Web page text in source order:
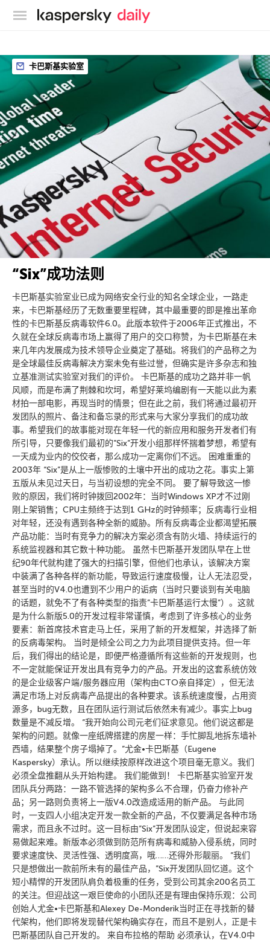
卡巴斯基官方博客
卡巴斯基实验室
“Six”成功法则
卡巴斯基实验室业已成为网络安全行业的知名全球企业，一路走
来，卡巴斯基经历了无数重要里程碑，其中最重要的即是推出革命
性的卡巴斯基反病毒软件6.0。此版本软件于2006年正式推出，不
久就在全球反病毒市场上赢得了用户的交口称赞，为卡巴斯基在未
来几年内发展成为技术领导企业奠定了基础。将我们的产品称之为
是全球最佳反病毒解决方案未免有些过誉，但确实是许多杂志和独
立基准测试实验室对我们的评价。 卡巴斯基的成功之路并非一帆
风顺，而是布满了荆棘和坎坷，希望好莱坞编剧有一天能以此为素
材拍一部电影，再现当时的情景；但在此之前，我们将通过最初开
发团队的照片、备注和备忘录的形式来与大家分享我们的成功故
事。希望我们的故事能对现在年轻一代的新应用和服务开发者们有
所引导，只要像我们最初的”Six”开发小组那样怀揣着梦想，希望有
一天成为业内的佼佼者，那么成功一定离你们不远。 困难重重的
2003年 “Six”是从上一版惨败的土壤中开出的成功之花。事实上第
五版从未见过天日，与当初设想的完全不同。 要了解导致这一惨
败的原因，我们将时钟拨回2002年：当时Windows XP才不过刚
刚上架销售；CPU主频终于达到1 GHz的时钟频率；反病毒行业相
对年轻，还没有遇到各种全新的威胁。所有反病毒企业都渴望拓展
产品功能：当时有竞争力的解决方案必须含有防火墙、持续运行的
系统监视器和其它数十种功能。 虽然卡巴斯基开发团队早在上世
纪90年代就构建了强大的扫描引擎，但他们也承认，该解决方案
中装满了各种各样的新功能，导致运行速度极慢，让人无法忍受，
甚至当时的V4.0也遭到不少用户的诟病（当时只要谈到有关电脑
的话题，就免不了有各种类型的指责”卡巴斯基运行太慢”）。这就
是为什么新版5.0的开发过程非常谨慎，考虑到了许多核心的业务
要素：新首席技术官走马上任，采用了新的开发框架，并选择了新
的反病毒架构。 当时是倾全公司之力为此项目提供支持。但一年
后，我们得出的结论是，即便严格遵循所有这些新的开发规则，也
不一定就能保证开发出具有竞争力的产品。开发出的这套系统仿效
的是企业级客户端/服务器应用（架构由CTO亲自择定），但无法
满足市场上对反病毒产品提出的各种要求。该系统速度慢，占用资
源多，bug无数，且在团队运行测试后依然未有减少。事实上bug
数量是不减反增。 “我开始向公司元老们征求意见。他们说这都是
架构的问题。就像一座纸牌搭建的房屋一样：手忙脚乱地拆东墙补
西墙，结果整个房子塌掉了。”尤金•卡巴斯基（Eugene
Kaspersky）承认。所以继续按原样改进这个项目毫无意义。我们
必须全盘推翻从头开始构建。 我们能做到！ 卡巴斯基实验室开发
团队兵分两路：一路不管选择的架构多么不合理，仍奋力修补产
品；另一路则负责将上一版V4.0改造成适用的新产品。 与此同
时，一支四人小组决定开发一款全新的产品，不仅要满足各种市场
需求，而且永不过时。这一目标由”Six”开发团队设定，但说起来容
易做起来难。新版本必须做到防范所有病毒和威胁入侵系统，同时
要求速度快、灵活性强、透明度高，哦……还得外形靓丽。 “我们
只是想做出一款前所未有的最佳产品，”Six开发团队回忆道。这个
短小精悍的开发团队肩负着极重的任务，受到公司其余200名员工
的关注。但迎战这一艰巨使命的小团队还是有理由保持乐观：公司
创始人尤金•卡巴斯基和Alexey De-Monderik当时正在寻找新的替
代架构，他们即将发现替代架构确实存在，而且不是别人，正是卡
巴斯基团队自己开发的。 来自布拉格的帮助 必须承认，在V4.0中